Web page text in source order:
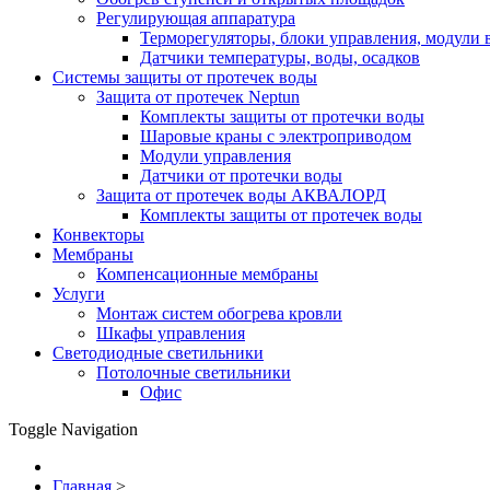
Регулирующая аппаратура
Терморегуляторы, блоки управления, модули
Датчики температуры, воды, осадков
Системы защиты от протечек воды
Защита от протечек Neptun
Комплекты защиты от протечки воды
Шаровые краны с электроприводом
Модули управления
Датчики от протечки воды
Защита от протечек воды АКВАЛОРД
Комплекты защиты от протечек воды
Конвекторы
Мембраны
Компенсационные мембраны
Услуги
Монтаж систем обогрева кровли
Шкафы управления
Светодиодные светильники
Потолочные светильники
Офис
Toggle Navigation
Главная >